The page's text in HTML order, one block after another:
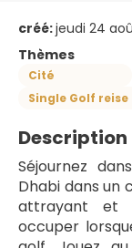
créé:jeudi 24
Thèmes
Cité
Single Golf reise
Description
Séjournez
Dhabi dans un
attrayant et
occuper